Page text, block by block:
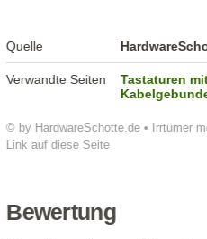
© by HardwareSchotte.de • Irrtümer
Link auf diese Seite
Quelle
Verwandte Seiten
Tastaturen
Bewertung